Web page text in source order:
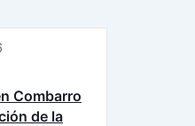
Combarro
de la